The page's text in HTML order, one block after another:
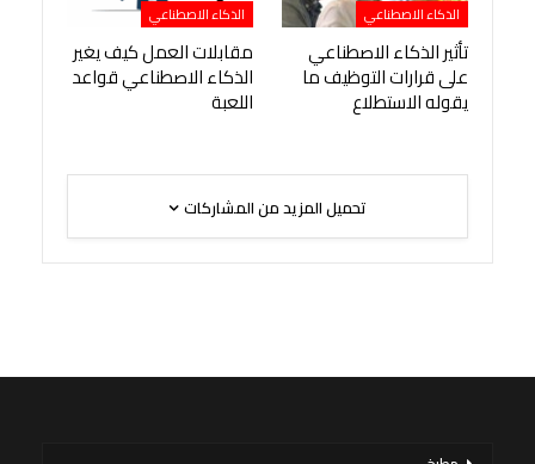
الذكاء الاصطناعي
تأثير الذكاء الاصطناعي
على قرارات التوظيف ما
يقوله الاستطلاع
الذكاء الاصطناعي
مقابلات العمل كيف يغير
الذكاء الاصطناعي قواعد
اللعبة
تحميل المزيد من المشاركات